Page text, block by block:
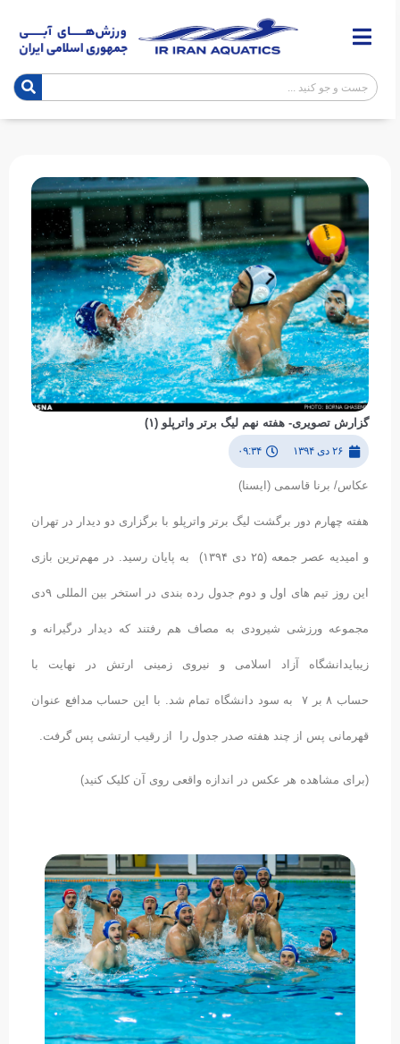
گزارش تصویری- هفته نهم لیگ برتر واترپلو (۱)
۲۶ دی ۱۳۹۴ ۰۹:۳۴
عکاس/ برنا قاسمی (ایسنا)
هفته چهارم دور برگشت لیگ برتر واترپلو با برگزاری دو دیدار در تهران
و امیدیه عصر جمعه (۲۵ دی ۱۳۹۴) به پایان رسید. در مهم‌ترین بازی
این روز تیم های اول و دوم جدول رده بندی در استخر بین المللی ۹دی
مجموعه ورزشی شیرودی به مصاف هم رفتند که دیدار درگیرانه و
زیبایدانشگاه آزاد اسلامی و نیروی زمینی ارتش در نهایت با
حساب ۸ بر ۷ به سود دانشگاه تمام شد. با این حساب مدافع عنوان
قهرمانی پس از چند هفته صدر جدول را از رقیب ارتشی پس گرفت.
(برای مشاهده هر عکس در اندازه واقعی روی آن کلیک کنید)